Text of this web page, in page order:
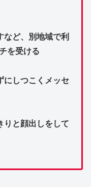
など、別地域で利
を受ける
にしつこくメッセ
りと顔出しをして